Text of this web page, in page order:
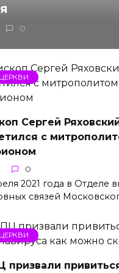
0
Сергей
с
0
2021 года в Отделе
связей
призвали